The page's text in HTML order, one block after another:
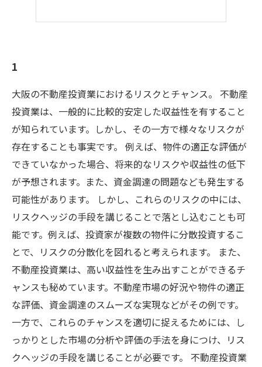
1
大阪の不動産投資業におけるリスクとチャンス。 不動産
投資業は、一般的に比較的安定した収益性を有すること
が知られています。しかし、その一方で様々なリスクが
存在することも事実です。 例えば、物件の適正な評価が
できていなかった場合、将来的なリスクや収益性の低下
が予想されます。また、資金調達の問題なども発生する
可能性があります。 しかし、これらのリスクの中には、
リスクヘッジの手段を講じることで落とし込むことも可
能です。例えば、投資家が複数の物件に分散投資するこ
とで、リスクの分散化を図れると考えられます。 また、
不動産投資業は、高い収益性を生み出すことができるチ
ャンスも秘めています。不動産市場の好況や物件の適正
な評価、資金調達のスムーズな実現などがその例です。
一方で、これらのチャンスを適切に捉えるためには、し
っかりとした市場の分析や評価の手法を身につけ、リス
クヘッジの手段を講じることが必要です。 不動産投資業